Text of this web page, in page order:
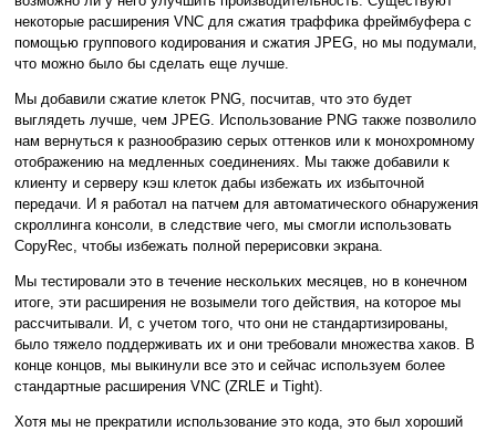
некоторые расширения VNC для сжатия траффика фреймбуфера с
помощью группового кодирования и сжатия JPEG, но мы подумали,
что можно было бы сделать еще лучше.
Мы добавили сжатие клеток PNG, посчитав, что это будет
выглядеть лучше, чем JPEG. Использование PNG также позволило
нам вернуться к разнообразию серых оттенков или к монохромному
отображению на медленных соединениях. Мы также добавили к
клиенту и серверу кэш клеток дабы избежать их избыточной
передачи. И я работал на патчем для автоматического обнаружения
скроллинга консоли, в следствие чего, мы смогли использовать
CopyRec, чтобы избежать полной перерисовки экрана.
Мы тестировали это в течение нескольких месяцев, но в конечном
итоге, эти расширения не возымели того действия, на которое мы
рассчитывали. И, с учетом того, что они не стандартизированы,
было тяжело поддерживать их и они требовали множества хаков. В
конце концов, мы выкинули все это и сейчас используем более
стандартные расширения VNC (ZRLE и Tight).
Хотя мы не прекратили использование это кода, это был хороший